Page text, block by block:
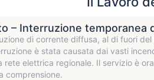
– Interruzione temporanea
di corrente diffusa, al di fuori
è stata causata dai vasti
rete elettrica regionale. Il servizio è
comprensione.